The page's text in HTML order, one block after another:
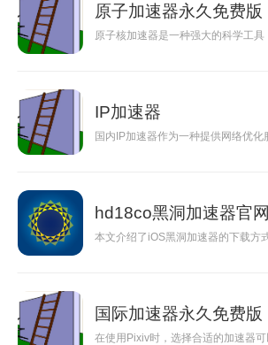
原子加速器永久免费版
原子核加速器是一种强大的科学工
IP加速器
国内IP加速器作为一种提供网络优
hd18co黑洞加速器官
本文介绍了iOS黑洞加速器的下载方
国际加速器永久免费版
在使用Pixiv时，选择合适的加速器